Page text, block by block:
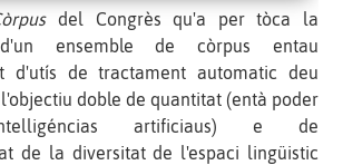
del Congrès qu'a per tòca la
d'un ensemble de còrpus entau
d'utís de tractament automatic deu
doble de quantitat (entà poder
artificiaus) e de
de la diversitat de l'espaci lingüistic